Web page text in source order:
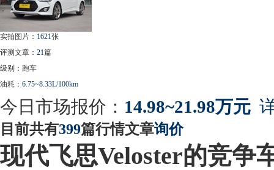
实拍图片： 1621张
评测文章： 21篇
级别：跑车
油耗： 6.75~8.33L/100km
今日市场报价： 14.98~21.98万元
目前共有399篇行情文章询价
现代飞思Veloster的竞争